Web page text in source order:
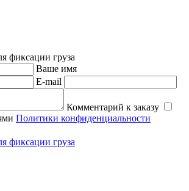
фиксации груза
Ваше имя
E-mail
Комментарий к заказу
Политики конфиденциальности
фиксации груза